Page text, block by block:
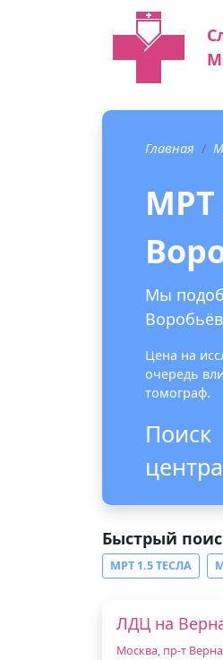
Главная
МРТ
Мы
Цена на
очередь
томограф.
Поиск
Быстрый
МРТ 1.5 ТЕСЛА
ЛДЦ на
Москва, пр-т